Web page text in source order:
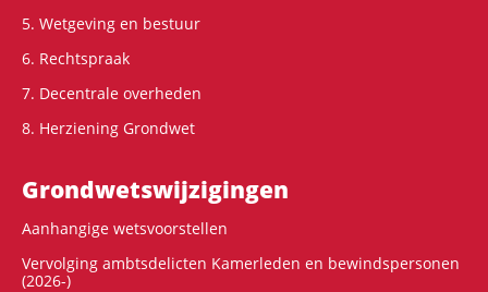
5. Wetgeving en bestuur
6. Rechtspraak
7. Decentrale overheden
8. Herziening Grondwet
Grondwets­wijzigingen
Aanhangige wetsvoorstellen
Vervolging ambtsdelicten Kamerleden en bewindspersonen
(2026-)